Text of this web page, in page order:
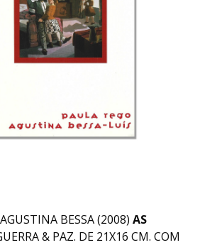
BESSA (2008) AS
& PAZ. DE 21X16 CM. COM